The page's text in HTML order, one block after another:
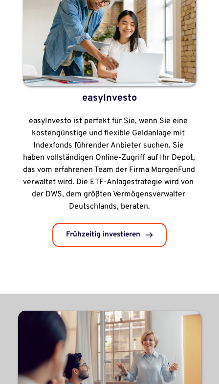
easyInvesto
easyInvesto ist perfekt für Sie, wenn Sie eine
kostengünstige und flexible Geldanlage mit
Indexfonds führender Anbieter suchen. Sie
haben vollständigen Online-Zugriff auf Ihr Depot,
das vom erfahrenen Team der Firma MorgenFund
verwaltet wird. Die ETF-Anlagestrategie wird von
der DWS, dem größten Vermögensverwalter
Deutschlands, beraten.
Frühzeitig investieren